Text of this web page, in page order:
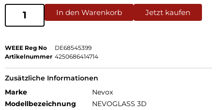
In den Warenkorb Jetzt kaufen
WEEE Reg No
DE68545399
Artikelnummer 4250686414714
Zusätzliche Informationen
Marke
Nevox
Modellbezeichnung
NEVOGLASS 3D